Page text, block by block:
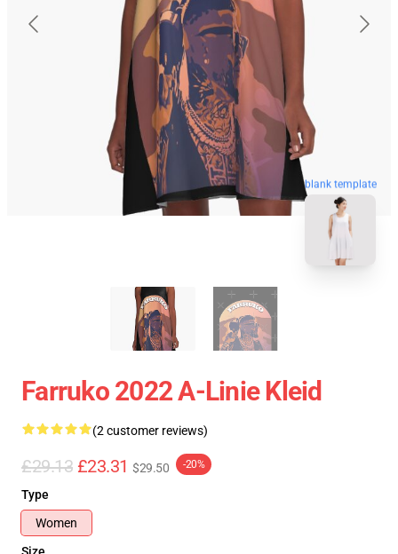
blank template
Farruko 2022 A-Linie Kleid
(2 customer reviews)
£29.13 £23.31 $29.50 -20%
Type
Women